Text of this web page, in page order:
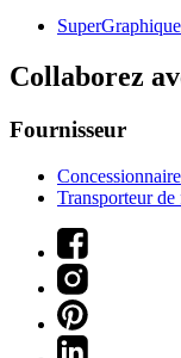
Collaborez
Fournisseur
Concessionnaire
Transporteur